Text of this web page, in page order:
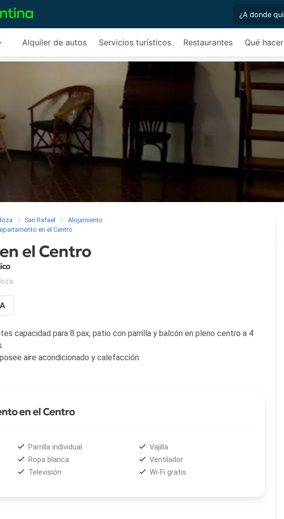
Alquiler de autos Servicios turísticos Restaurantes Qué hacer
San Rafael
Alojamiento
en el Centro
el Centro
capacidad para 8 pax, patio con parrilla y balcón en pleno centro a 4
aire acondicionado y calefacción.
en el Centro
Parrilla individual
Ropa blanca
Televisión
Vajilla
Ventilador
Wi-Fi gratis